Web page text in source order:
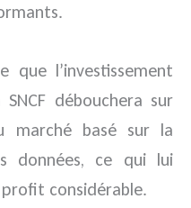
l’investissement
débouchera sur
marché basé sur la
données, ce qui lui
considérable.